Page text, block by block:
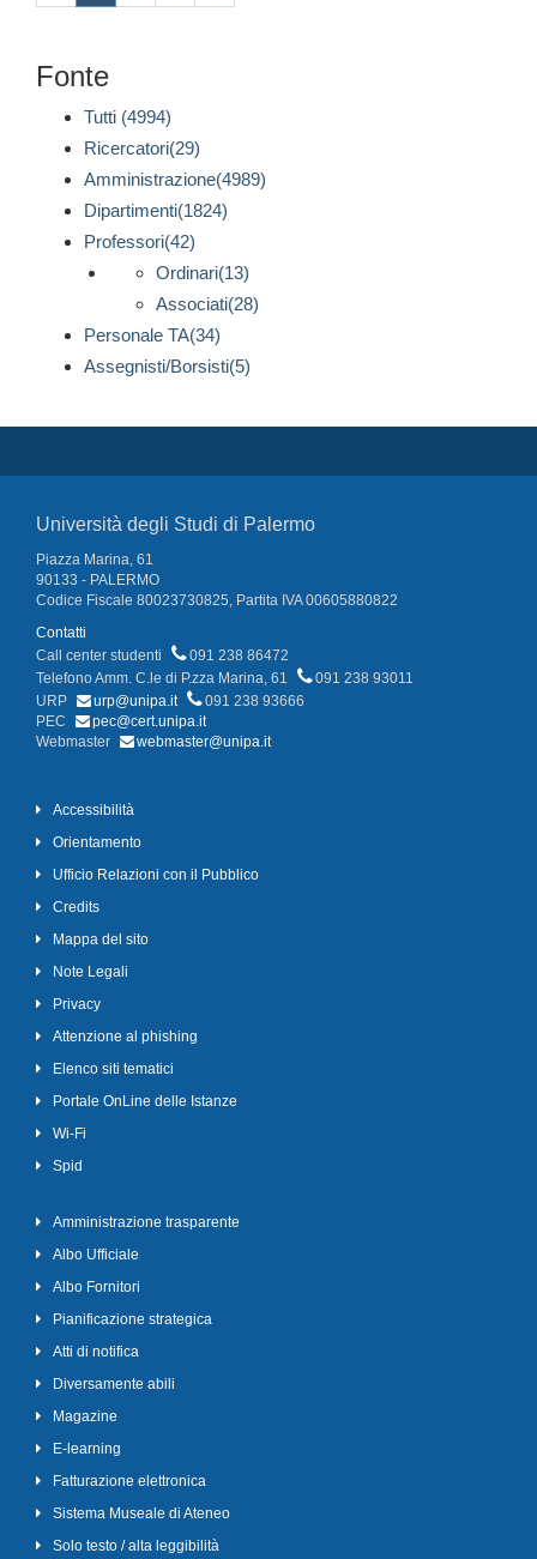
Fonte
Tutti (4994)
Ricercatori(29)
Amministrazione(4989)
Dipartimenti(1824)
Professori(42)
Ordinari(13)
Associati(28)
Personale TA(34)
Assegnisti/Borsisti(5)
Università degli Studi di Palermo
Piazza Marina, 61
90133 - PALERMO
Codice Fiscale 80023730825, Partita IVA 00605880822
Contatti
Call center studenti
091 238 86472
Telefono Amm. C.le di P.zza Marina, 61
091 238 93011
URP
urp@unipa.it
091 238 93666
PEC
pec@cert.unipa.it
Webmaster
webmaster@unipa.it
Accessibilità
Orientamento
Ufficio Relazioni con il Pubblico
Credits
Mappa del sito
Note Legali
Privacy
Attenzione al phishing
Elenco siti tematici
Portale OnLine delle Istanze
Wi-Fi
Spid
Amministrazione trasparente
Albo Ufficiale
Albo Fornitori
Pianificazione strategica
Atti di notifica
Diversamente abili
Magazine
E-learning
Fatturazione elettronica
Sistema Museale di Ateneo
Solo testo / alta leggibilità